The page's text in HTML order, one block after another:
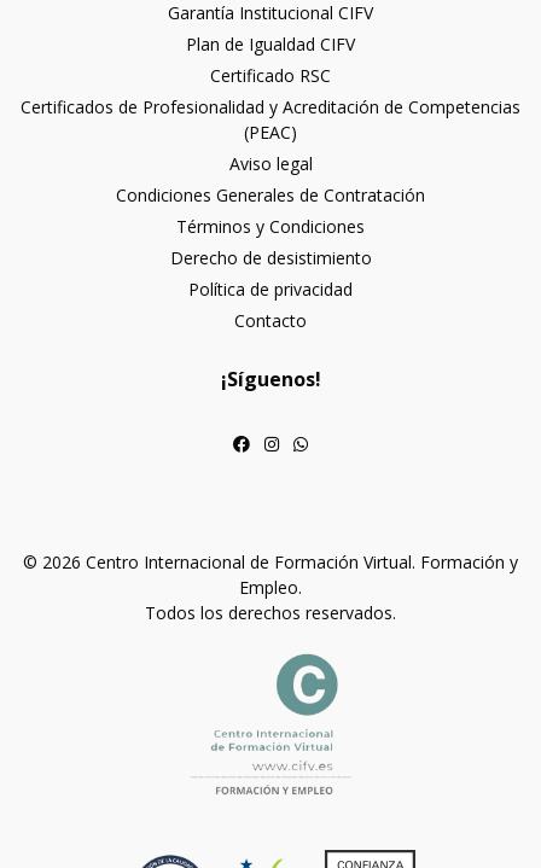
Garantía Institucional CIFV
Plan de Igualdad CIFV
Certificado RSC
Certificados de Profesionalidad y Acreditación de Competencias
(PEAC)
Aviso legal
Condiciones Generales de Contratación
Términos y Condiciones
Derecho de desistimiento
Política de privacidad
Contacto
¡Síguenos!
© 2026 Centro Internacional de Formación Virtual. Formación y
Empleo.
Todos los derechos reservados.